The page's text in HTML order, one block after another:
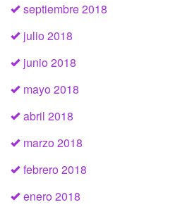
septiembre 2018
julio 2018
junio 2018
mayo 2018
abril 2018
marzo 2018
febrero 2018
enero 2018